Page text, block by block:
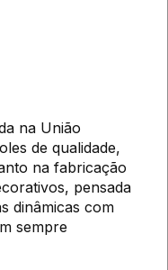
na União
de qualidade,
na fabricação
pensada
dinâmicas com
sempre